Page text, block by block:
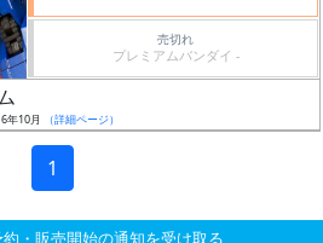
売切れ
プレミアムバンダイ -
年10月 （詳細ページ）
1
・販売開始の通知を受け取る